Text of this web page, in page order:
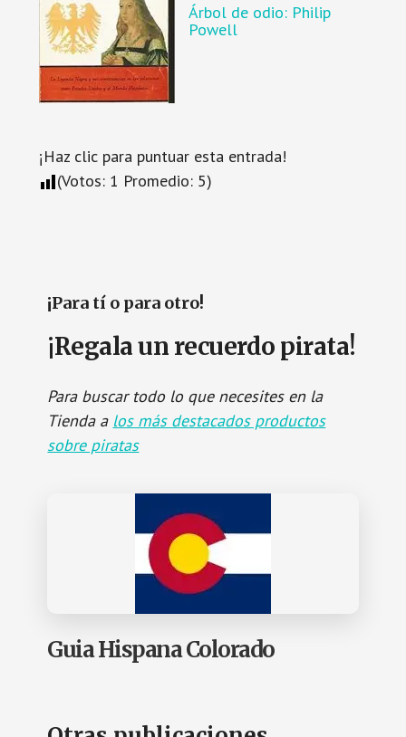
Árbol de odio: Philip
Powell
¡Haz clic para puntuar esta entrada!
(Votos: 1 Promedio: 5)
¡Para tí o para otro!
¡Regala un recuerdo pirata!
Para buscar todo lo que necesites en la
Tienda a los más destacados productos
sobre piratas
Guia Hispana Colorado